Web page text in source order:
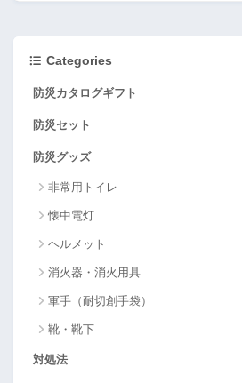
Categories
防災カタログギフト
防災セット
防災グッズ
非常用トイレ
懐中電灯
ヘルメット
消火器・消火用具
軍手（耐切創手袋）
靴・靴下
対処法